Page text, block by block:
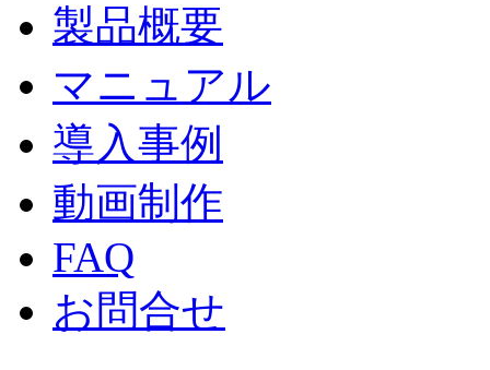
製品概要
マニュアル
導入事例
動画制作
FAQ
お問合せ